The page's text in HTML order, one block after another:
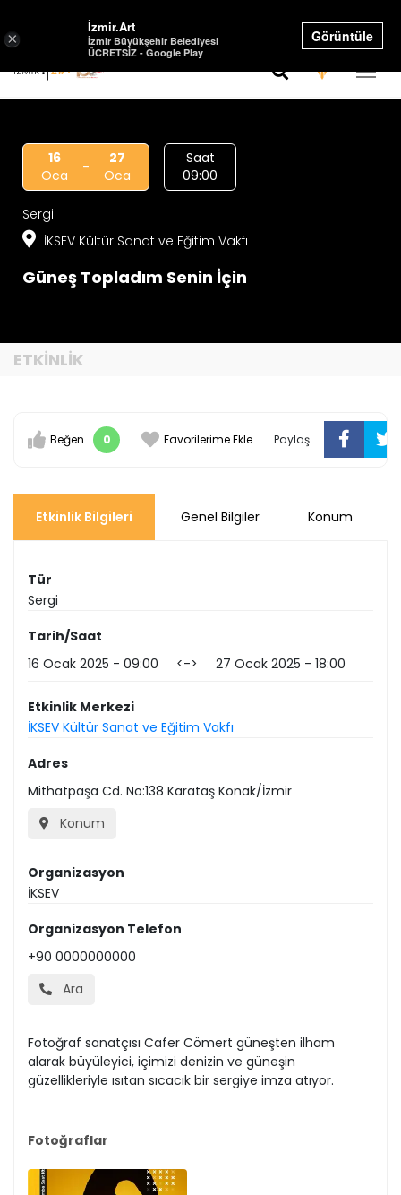
Select Language
16
Oca
-
27
Oca
Saat
09:00
Sergi
İKSEV Kültür Sanat ve Eğitim Vakfı
Güneş Topladım Senin İçin
ETKİNLİK
Beğen 0 Favorilerime Ekle Paylaş
Etkinlik Bilgileri Genel Bilgiler Konum
Tür
Sergi
Tarih/Saat
16 Ocak 2025
09:00 <-> 27 Ocak 2025 18:00
Etkinlik Merkezi
İKSEV Kültür Sanat ve Eğitim Vakfı
Adres
Mithatpaşa Cd. No:138 Karataş Konak/İzmir
Konum
Organizasyon
İKSEV
Organizasyon Telefon
+90 0000000000
Ara
Fotoğraf sanatçısı Cafer Cömert güneşten ilham
alarak büyüleyici, içimizi denizin ve güneşin
güzellikleriyle ısıtan sıcacık bir sergiye imza atıyor.
Fotoğraflar
×
İzmir.Art
İzmir Büyükşehir Belediyesi
ÜCRETSİZ - Google Play
Görüntüle